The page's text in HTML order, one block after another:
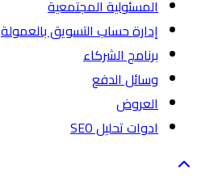
المسئولية المجتمعية
إدارة حساب التسويق بالعمولة
برنامج الشركاء
وسائل الدفع
العروض
ادوات تحليل SEO